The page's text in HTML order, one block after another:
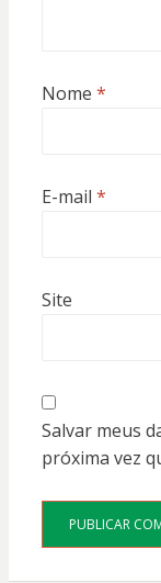
Nome *
E-mail *
Site
Salvar meus
próxima vez